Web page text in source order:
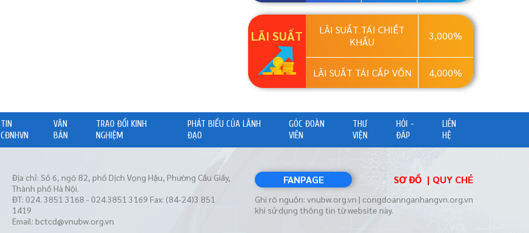
LÃI SUẤT
LÃI SUẤT TÁI CHIẾT
KHẤU
3,000%
LÃI SUẤT TÁI CẤP VỐN 4,000%
TIN
CĐNHVN
VĂN
BẢN
TRAO ĐỔI KINH
NGHIỆM
PHÁT BIỂU CỦA LÃNH
ĐẠO
GÓC ĐOÀN
VIÊN
THƯ
VIỆN
HỎI -
ĐÁP
LIÊN
HỆ
Địa chỉ: Số 6, ngõ 82, phố Dịch Vọng Hậu, Phường Cầu Giấy,
Thành phố Hà Nội.
ĐT: 024. 3851 3168 - 024.3851 3169 Fax: (84-24)3 851
1419
Email: bctcd@vnubw.org.vn
FANPAGE SƠ ĐỒ QUY CHÉ
Ghi rõ nguồn: vnubw.org.vn | congdoannganhangvn.org.vn
khi sử dụng thông tin từ website này.